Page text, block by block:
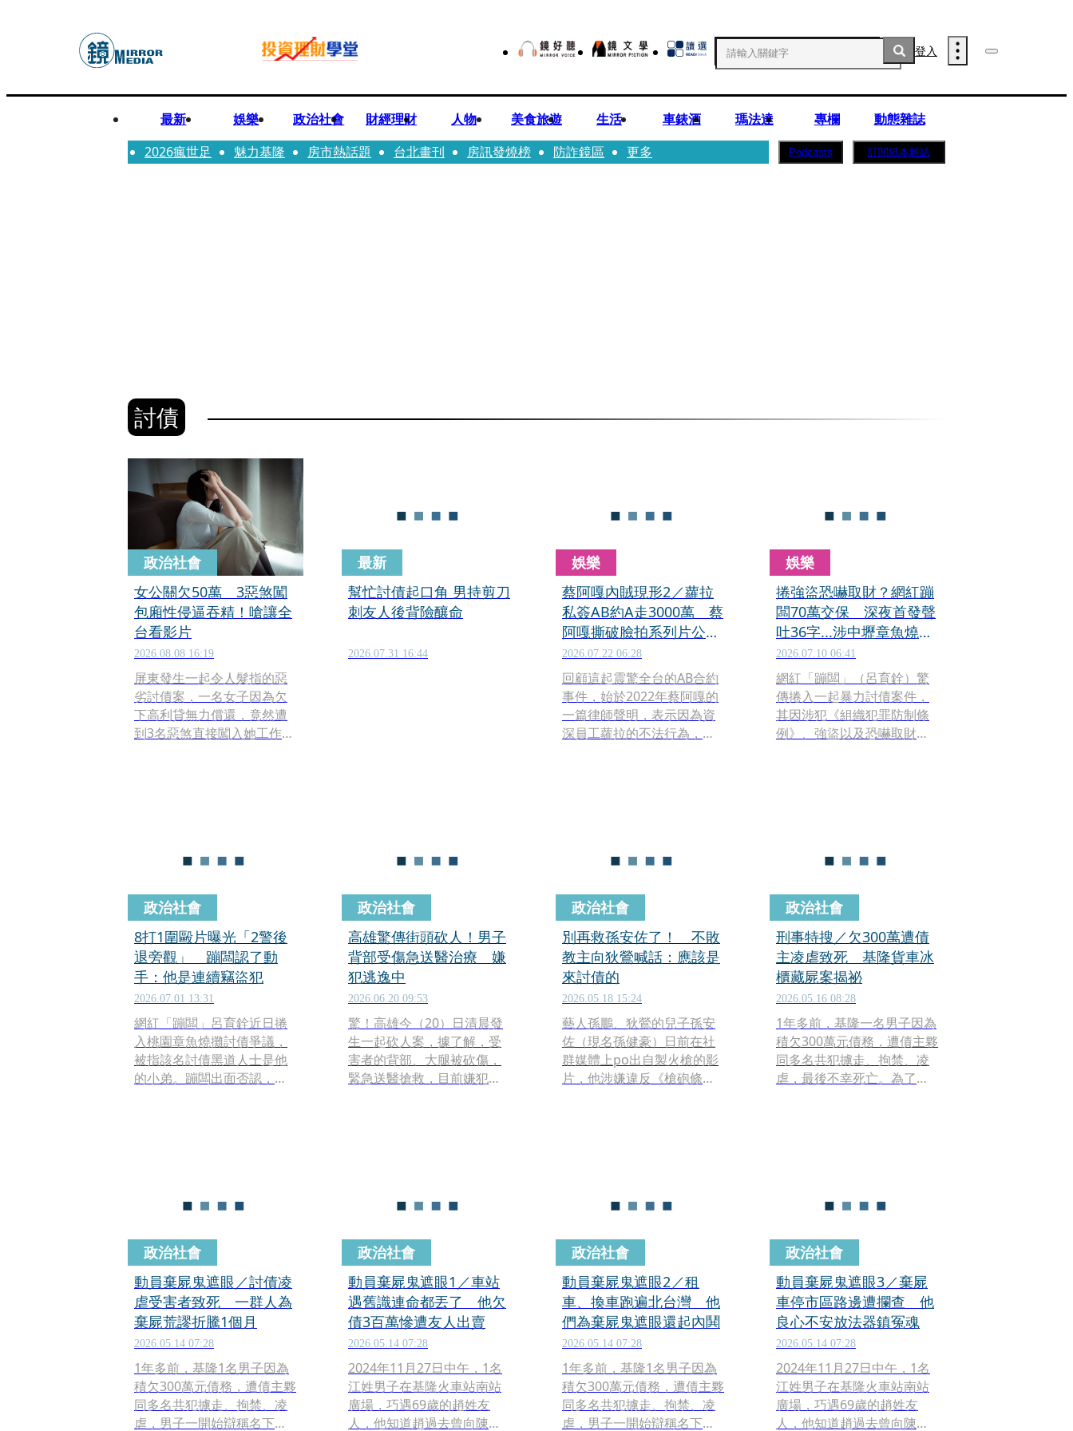
登入
最新 娛樂 政治社會 財經理財 人物 美食旅遊 生活 車錶酒 瑪法達 專欄
動態雜誌
2026瘋世足
魅力基隆 房市熱話題 台北畫刊 房訊發燒榜 防詐鏡區 更多 Podcasts 訂閱紙本雜誌
討債
政治社會
女公關欠50萬 3惡煞闖
包廂性侵逼吞精！嗆讓全
台看影片
2026.08.08 16:19
屏東發生一起令人髮指的惡
劣討債案，一名女子因為欠
下高利貸無力償還，竟然遭
到3名惡煞直接闖入她工作的
則因達成和解，獲得二審法
最新
幫忙討債起口角 男持剪刀
刺友人後背險釀命
2026.07.31 16:44
娛樂
蔡阿嘎內賊現形2／蘿拉
私簽AB約A走3000萬 蔡
阿嘎撕破臉拍系列片公開
鐵證
2026.07.22 06:28
回顧這起震驚全台的AB合約
事件，始於2022年蔡阿嘎的
一篇律師聲明，表示因為資
深員工蘿拉的不法行為，已
娛樂
捲強盜恐嚇取財？網紅蹦
闆70萬交保 深夜首發聲
吐36字...涉中壢章魚燒討
債案內幕曝光
2026.07.10 06:41
網紅「蹦闆」（呂育銓）驚
傳捲入一起暴力討債案件，
其因涉犯《組織犯罪防制條
例》、強盜以及恐嚇取財等
台發布短文，首度針對此案
政治社會
8打1圍毆片曝光「2警後
退旁觀」 蹦闆認了動
手：他是連續竊盜犯
2026.07.01 13:31
網紅「蹦闆」呂育銓近日捲
入桃園章魚燒攤討債爭議，
被指該名討債黑道人士是他
的小弟。蹦闆出面否認，甚
發熱議。對此蹦闆親自留
而被打的男子則是連續盜竊
高達數十萬電線電纜的嫌
犯，說明當時的事發過程。
政治社會
高雄驚傳街頭砍人！男子
背部受傷急送醫治療 嫌
犯逃逸中
2026.06.20 09:53
驚！高雄今（20）日清晨發
生一起砍人案，據了解，受
害者的背部、大腿被砍傷，
緊急送醫搶救，目前嫌犯仍
政治社會
別再救孫安佐了！ 不敗
教主向狄鶯喊話：應該是
來討債的
2026.05.18 15:24
藝人孫鵬、狄鶯的兒子孫安
佐（現名孫健豪）日前在社
群媒體上po出自製火槍的影
片，他涉嫌違反《槍砲條
的，上次在美國打官司，父
去了，我是覺得不要再救他
了，父母既然管不好，就讓
監獄來管教！」
政治社會
刑事特搜／欠300萬遭債
主凌虐致死 基隆貨車冰
櫃藏屍案揭祕
2026.05.16 08:28
1年多前，基隆一名男子因為
積欠300萬元債務，遭債主夥
同多名共犯擄走、拘禁、凌
虐，最後不幸死亡。為了避
折、塞進冰櫃，放在貨車
犯良心不安，向警方密報，
命案終於曝光。
政治社會
動員棄屍鬼遮眼／討債凌
虐受害者致死 一群人為
棄屍荒謬折騰1個月
2026.05.14 07:28
1年多前，基隆1名男子因為
積欠300萬元債務，遭債主夥
同多名共犯擄走、拘禁、凌
虐，男子一開始辯稱名下有1
政治社會
動員棄屍鬼遮眼1／車站
遇舊識連命都丟了 他欠
債3百萬慘遭友人出賣
2026.05.14 07:28
2024年11月27日中午，1名
江姓男子在基隆火車站南站
廣場，巧遇69歲的趙姓友
人，他知道趙過去曾向陳姓
政治社會
動員棄屍鬼遮眼2／租
車、換車跑遍北台灣 他
們為棄屍鬼遮眼還起內鬨
2026.05.14 07:28
1年多前，基隆1名男子因為
積欠300萬元債務，遭債主夥
同多名共犯擄走、拘禁、凌
虐，男子一開始辯稱名下有1
政治社會
動員棄屍鬼遮眼3／棄屍
車停市區路邊遭攔查 他
良心不安放法器鎮冤魂
2026.05.14 07:28
2024年11月27日中午，1名
江姓男子在基隆火車站南站
廣場，巧遇69歲的趙姓友
人，他知道趙過去曾向陳姓